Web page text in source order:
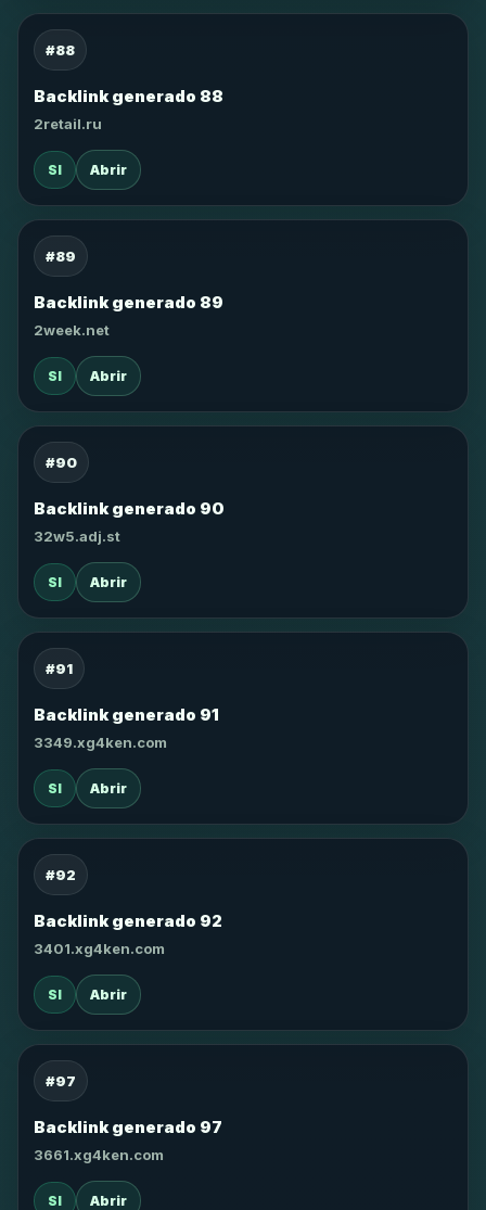
#88
Backlink generado 88
2retail.ru
SI Abrir
#89
Backlink generado 89
2week.net
SI Abrir
#90
Backlink generado 90
32w5.adj.st
SI Abrir
#91
Backlink generado 91
3349.xg4ken.com
SI Abrir
#92
Backlink generado 92
3401.xg4ken.com
SI Abrir
#97
Backlink generado 97
3661.xg4ken.com
SI Abrir